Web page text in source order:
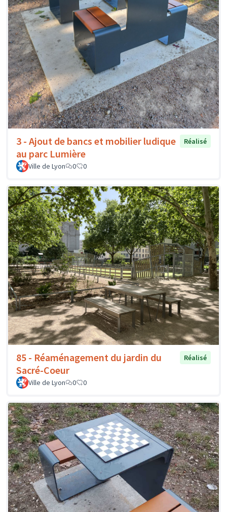
3 - Ajout de bancs et mobilier ludique
au parc Lumière
Réalisé
Ville de Lyon 0 0
85 - Réaménagement du jardin du
Sacré-Coeur
Réalisé
Ville de Lyon 0 0